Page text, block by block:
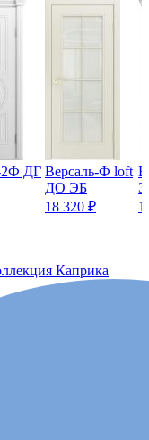
2Ф ДГ Версаль-Ф loft
ДО ЭБ
18 320 ₽
Каприка